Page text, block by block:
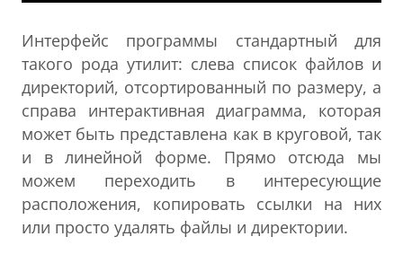
Интерфейс программы стандартный для
такого рода утилит: слева список файлов и
директорий, отсортированный по размеру, а
справа интерактивная диаграмма, которая
может быть представлена как в круговой, так
и в линейной форме. Прямо отсюда мы
можем переходить в интересующие
расположения, копировать ссылки на них
или просто удалять файлы и директории.